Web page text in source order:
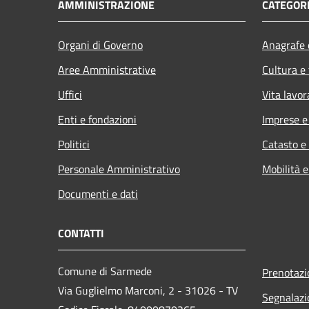
AMMINISTRAZIONE
Organi di Governo
Aree Amministrative
Uffici
Enti e fondazioni
Politici
Personale Amministrativo
Documenti e dati
Cultura
Vita
Imprese
Catasto
Mobilità
CONTATTI
Comune di Sarmede
Via Guglielmo Marconi, 2 - 31026 - TV